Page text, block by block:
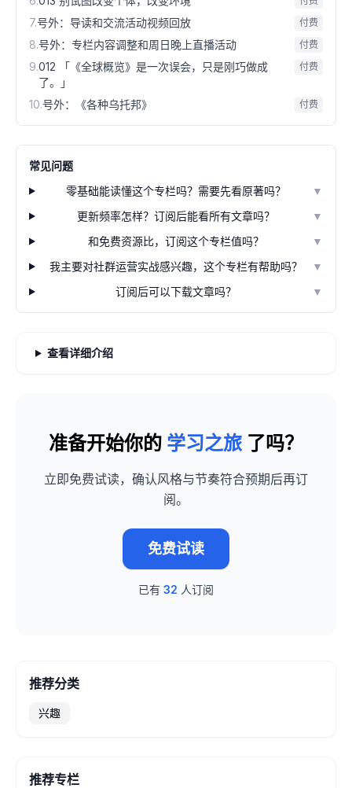
7.号外：导读和交流活动视频回放 付费
8.号外：专栏内容调整和周日晚上直播活动 付费
9.012 「《全球概览》是一次误会，只是刚巧做成
了。」
付费
10.号外：《各种乌托邦》 付费
常见问题
零基础能读懂这个专栏吗？需要先看原著吗？
▼
更新频率怎样？订阅后能看所有文章吗？
▼
和免费资源比，订阅这个专栏值吗？
▼
我主要对社群运营实战感兴趣，这个专栏有帮助吗？
▼
订阅后可以下载文章吗？
▼
查看详细介绍
准备开始你的 学习之旅 了吗？
立即免费试读，确认风格与节奏符合预期后再订
阅。
免费试读
已有 32 人订阅
推荐分类
兴趣
推荐专栏